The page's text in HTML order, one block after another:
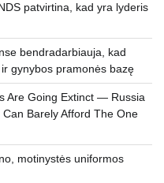
patvirtina, kad yra lyderis
bendradarbiauja, kad
gynybos pramonės bazę
Are Going Extinct — Russia
Barely Afford The One
motinystės uniformos